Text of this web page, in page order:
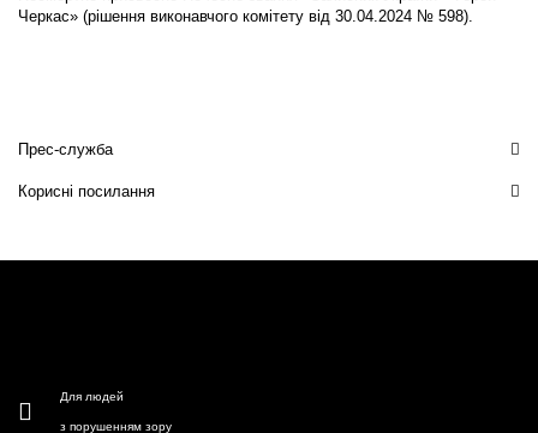
Черкас» (рішення виконавчого комітету від 30.04.2024 № 598).
Прес-служба
Корисні посилання
Для людей
з порушенням зору